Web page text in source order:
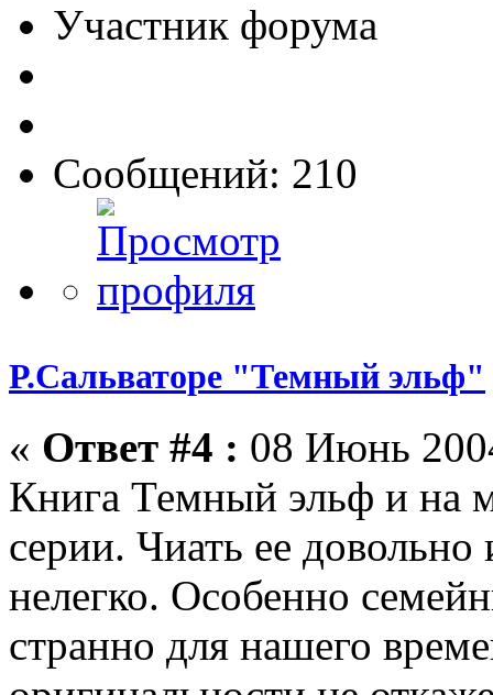
Участник форума
Сообщений: 210
Р.Сальваторе "Темный эльф"
« Ответ #4 : 08 Июнь
Книга Темный эльф и на
серии. Чиать ее
нелегко. Особенно
странно для нашего